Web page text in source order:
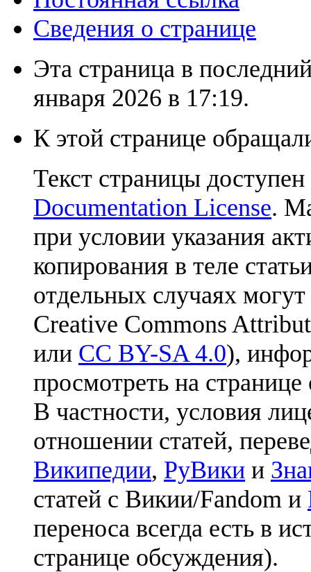
Сведения о странице
Эта страница в
января 2026 в 17:19.
К этой странице
Текст страницы
Documentation License.
при условии указания
копирования в теле
отдельных случаях
Creative Commons
или CC BY-SA 4.0),
просмотреть на
В частности, условия
отношении статей,
Википедии, РуВики и
статей с Викии/Fandom и
переноса всегда есть в
странице обсуждения).